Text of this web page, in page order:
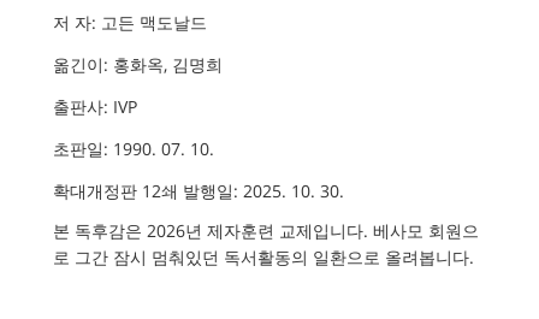
저 자: 고든 맥도날드
옮긴이 : 홍화옥, 김명희
출판사: IVP
초판일 : 1990. 07. 10.
확대개정판 12쇄 발행일 : 2025. 10. 30.
본 독후감은 2026년 제자훈련 교제입니다. 베사모 회원으
로 그간 잠시 멈춰있던 독서활동의 일환으로 올려봅니다.